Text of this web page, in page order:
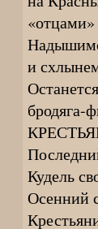
«отцами»
и
бродяга-
Кудель
Осенний